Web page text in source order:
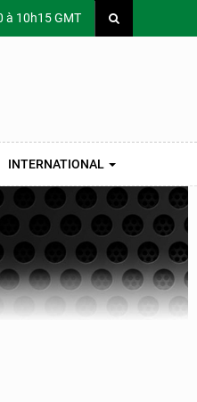
à 10h15 GMT
INTERNATIONAL